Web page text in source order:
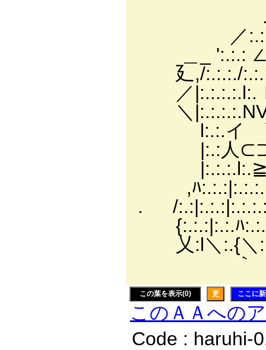
. ´￣￣
／
＿_ ':.:.: ∠
廴,/:.:.:./
／|:.:.:.:.l:.ｌ
＼
l:.:.イ `
|:.:人⊂⊃ |
|:.:.:.l:.≧=‐
,ﾊ
. /
{:.:.:|:.:.ﾊ
乂:l＼:.{＼
｀
この葉を表示(0) 更 ここに
このＡＡへの
Code : haruhi-